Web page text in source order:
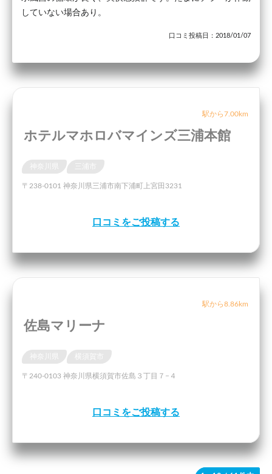
していない場合あり。
口コミ投稿日：2018/01/07
駅から7.00km
ホテルマホロバマインズ三浦本館
〒238-0101 神奈川県三浦市南下浦町上宮田3231
口コミをご投稿する
駅から8.86km
佐島マリーナ
〒240-0103 神奈川県横須賀市佐島３丁目７−４
口コミをご投稿する